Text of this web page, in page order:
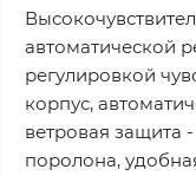
автоматической
регулировкой
корпус,
ветровая защита -
поролона,